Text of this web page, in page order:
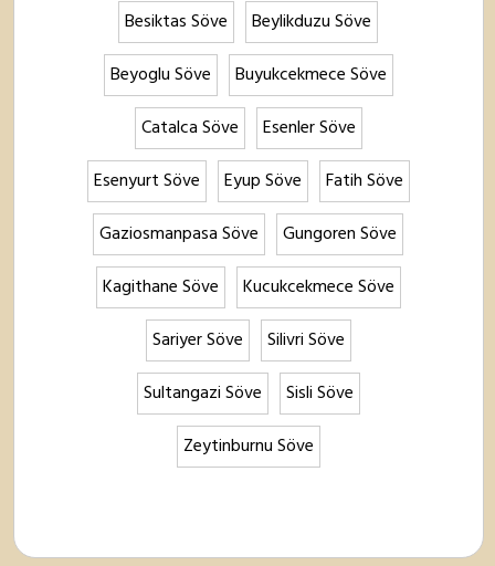
Besiktas Söve
Beylikduzu Söve
Beyoglu Söve
Buyukcekmece Söve
Catalca Söve
Esenler Söve
Esenyurt Söve
Eyup Söve
Fatih Söve
Gaziosmanpasa Söve
Gungoren Söve
Kagithane Söve
Kucukcekmece Söve
Sariyer Söve
Silivri Söve
Sultangazi Söve
Sisli Söve
Zeytinburnu Söve